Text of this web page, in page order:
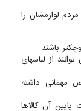
لوازمشان را
باشند
از لباسهای
مهمانی داشته
آن کالاها